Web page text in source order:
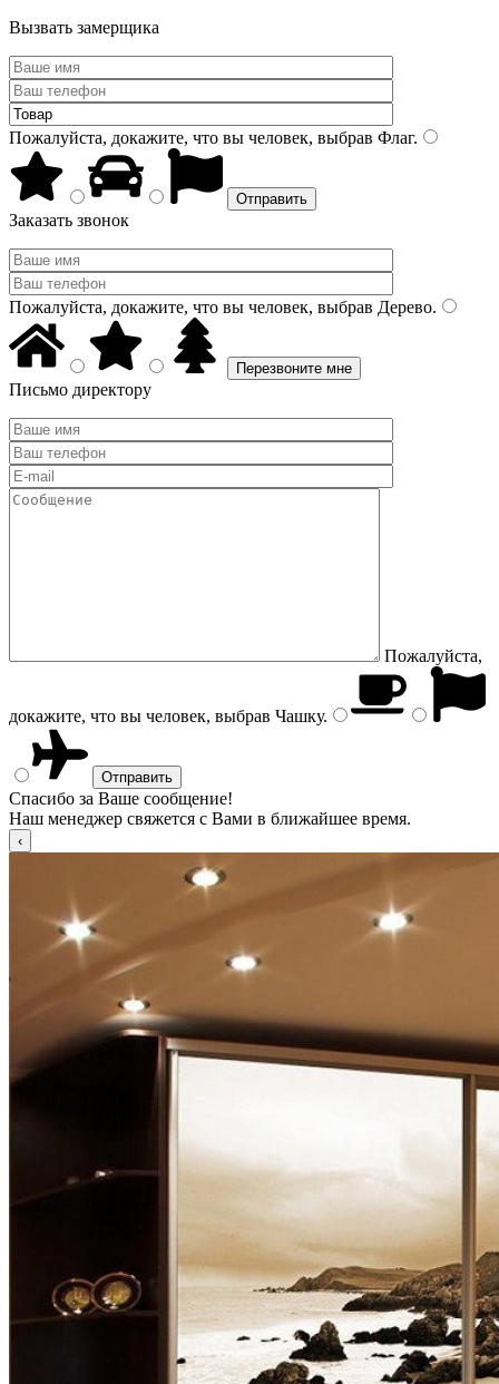
Вызвать замерщика
Пожалуйста, докажите, что вы человек, выбрав Флаг.
Заказать звонок
Пожалуйста, докажите, что вы человек, выбрав Дерево.
Письмо директору
Пожалуйста,
докажите, что вы человек, выбрав Чашку.
Спасибо за Ваше сообщение!
Наш менеджер свяжется с Вами в ближайшее время.